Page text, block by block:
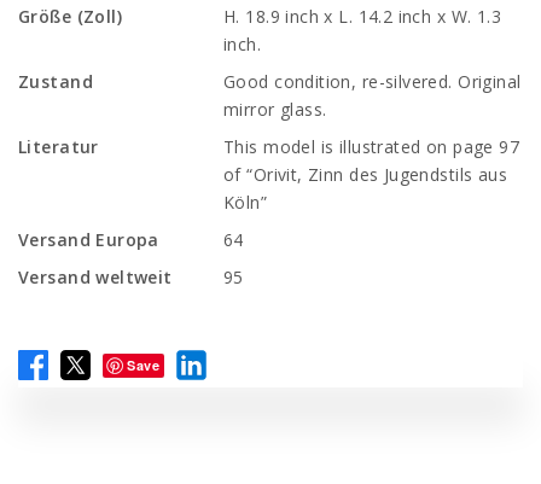
Größe (Zoll)
H. 18.9 inch x L. 14.2 inch x W. 1.3
inch.
Zustand
Good condition, re-silvered. Original
mirror glass.
Literatur
This model is illustrated on page 97
of “Orivit, Zinn des Jugendstils aus
Köln”
Versand Europa
64
Versand weltweit
95
Save